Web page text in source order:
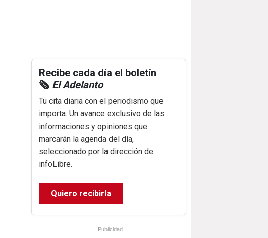
Recibe cada día el boletín
🗞️ El Adelanto
Tu cita diaria con el periodismo que
importa. Un avance exclusivo de las
informaciones y opiniones que
marcarán la agenda del día,
seleccionado por la dirección de
infoLibre.
Quiero recibirla
Publicidad